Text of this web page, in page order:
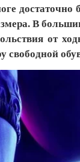
достаточно
В
от
свободной